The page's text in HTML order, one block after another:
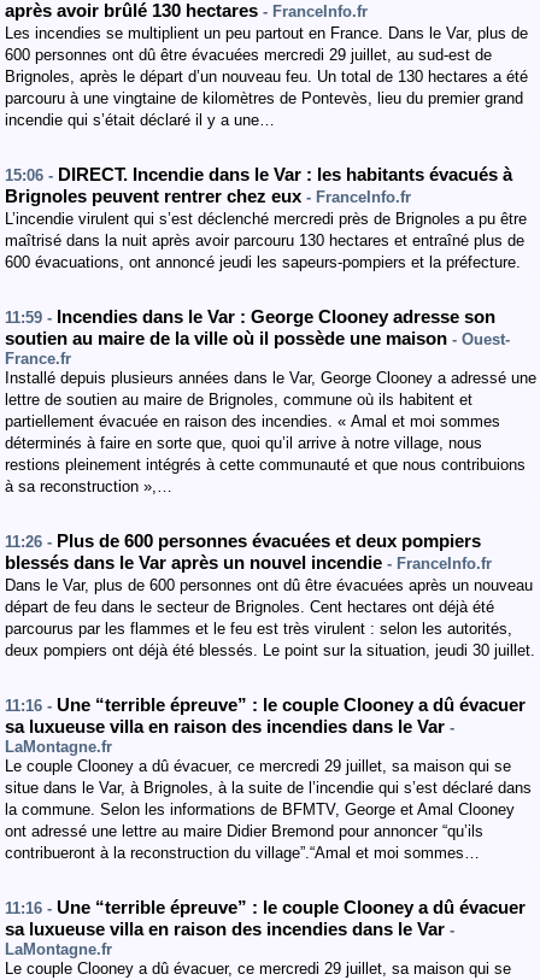
après avoir brûlé 130 hectares - FranceInfo.fr
Les incendies se multiplient un peu partout en France. Dans le Var, plus de
600 personnes ont dû être évacuées mercredi 29 juillet, au sud-est de
Brignoles, après le départ d’un nouveau feu. Un total de 130 hectares a été
parcouru à une vingtaine de kilomètres de Pontevès, lieu du premier grand
incendie qui s’était déclaré il y a une…
15:06 - DIRECT. Incendie dans le Var : les habitants évacués à
Brignoles peuvent rentrer chez eux - FranceInfo.fr
L’incendie virulent qui s’est déclenché mercredi près de Brignoles a pu être
maîtrisé dans la nuit après avoir parcouru 130 hectares et entraîné plus de
600 évacuations, ont annoncé jeudi les sapeurs-pompiers et la préfecture.
11:59 - Incendies dans le Var : George Clooney adresse son
soutien au maire de la ville où il possède une maison - Ouest-
France.fr
Installé depuis plusieurs années dans le Var, George Clooney a adressé une
lettre de soutien au maire de Brignoles, commune où ils habitent et
partiellement évacuée en raison des incendies. « Amal et moi sommes
déterminés à faire en sorte que, quoi qu’il arrive à notre village, nous
restions pleinement intégrés à cette communauté et que nous contribuions
à sa reconstruction »,…
11:26 - Plus de 600 personnes évacuées et deux pompiers
blessés dans le Var après un nouvel incendie - FranceInfo.fr
Dans le Var, plus de 600 personnes ont dû être évacuées après un nouveau
départ de feu dans le secteur de Brignoles. Cent hectares ont déjà été
parcourus par les flammes et le feu est très virulent : selon les autorités,
deux pompiers ont déjà été blessés. Le point sur la situation, jeudi 30 juillet.
11:16 - Une “terrible épreuve” : le couple Clooney a dû évacuer
sa luxueuse villa en raison des incendies dans le Var -
LaMontagne.fr
Le couple Clooney a dû évacuer, ce mercredi 29 juillet, sa maison qui se
situe dans le Var, à Brignoles, à la suite de l’incendie qui s’est déclaré dans
la commune. Selon les informations de BFMTV, George et Amal Clooney
ont adressé une lettre au maire Didier Bremond pour annoncer “qu’ils
contribueront à la reconstruction du village”.“Amal et moi sommes…
11:16 - Une “terrible épreuve” : le couple Clooney a dû évacuer
sa luxueuse villa en raison des incendies dans le Var -
LaMontagne.fr
Le couple Clooney a dû évacuer, ce mercredi 29 juillet, sa maison qui se